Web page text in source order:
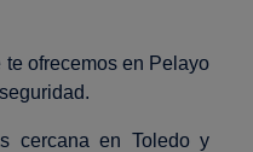
ofrecemos en Pelayo
cercana en Toledo y